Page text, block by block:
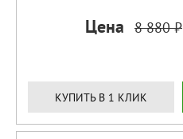
Цена 8 880 ₽
КУПИТЬ В 1 КЛИК